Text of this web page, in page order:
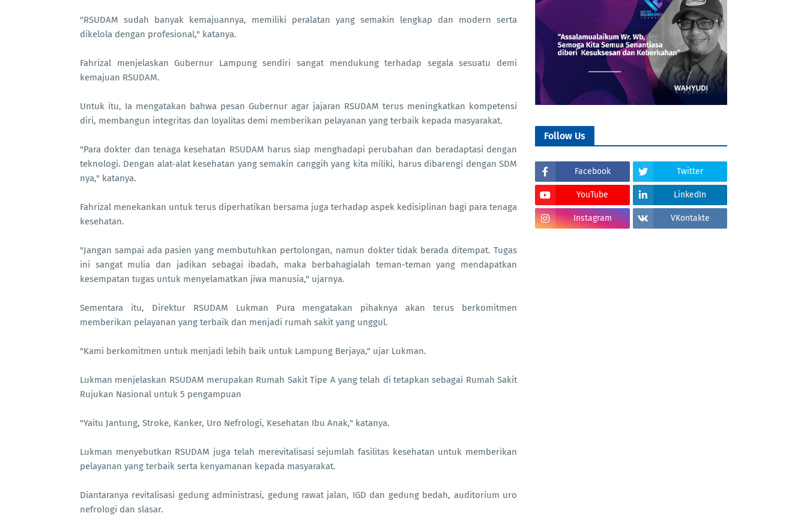
"RSUDAM sudah banyak kemajuannya, memiliki peralatan yang semakin lengkap dan modern serta
dikelola dengan profesional," katanya.
Fahrizal menjelaskan Gubernur Lampung sendiri sangat mendukung terhadap segala sesuatu demi
kemajuan RSUDAM.
Untuk itu, Ia mengatakan bahwa pesan Gubernur agar jajaran RSUDAM terus meningkatkan kompetensi
diri, membangun integritas dan loyalitas demi memberikan pelayanan yang terbaik kepada masyarakat.
"Para dokter dan tenaga kesehatan RSUDAM harus siap menghadapi perubahan dan beradaptasi dengan
teknologi. Dengan alat-alat kesehatan yang semakin canggih yang kita miliki, harus dibarengi dengan SDM
nya," katanya.
Fahrizal menekankan untuk terus diperhatikan bersama juga terhadap aspek kedisiplinan bagi para tenaga
kesehatan.
"Jangan sampai ada pasien yang membutuhkan pertolongan, namun dokter tidak berada ditempat. Tugas
ini sangat mulia dan jadikan sebagai ibadah, maka berbahagialah teman-teman yang mendapatkan
kesempatan tugas untuk menyelamatkan jiwa manusia," ujarnya.
Sementara itu, Direktur RSUDAM Lukman Pura mengatakan pihaknya akan terus berkomitmen
memberikan pelayanan yang terbaik dan menjadi rumah sakit yang unggul.
"Kami berkomitmen untuk menjadi lebih baik untuk Lampung Berjaya," ujar Lukman.
Lukman menjelaskan RSUDAM merupakan Rumah Sakit Tipe A yang telah di tetapkan sebagai Rumah Sakit
Rujukan Nasional untuk 5 pengampuan
"Yaitu Jantung, Stroke, Kanker, Uro Nefrologi, Kesehatan Ibu Anak," katanya.
Lukman menyebutkan RSUDAM juga telah merevitalisasi sejumlah fasilitas kesehatan untuk memberikan
pelayanan yang terbaik serta kenyamanan kepada masyarakat.
Diantaranya revitalisasi gedung administrasi, gedung rawat jalan, IGD dan gedung bedah, auditorium uro
nefrologi dan slasar.
Follow Us
Facebook Twitter
YouTube LinkedIn
Instagram VKontakte